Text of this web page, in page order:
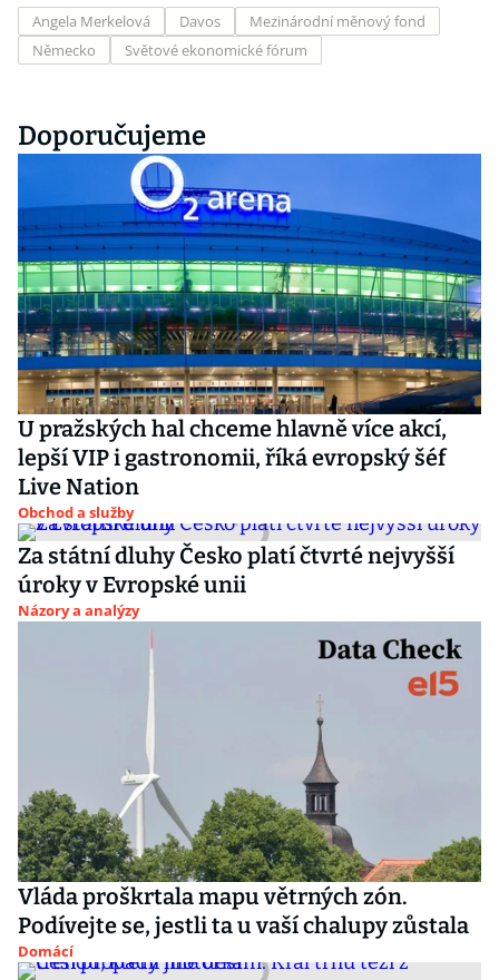
Angela Merkelová Davos
Mezinárodní měnový fond
Německo
Světové ekonomické fórum
Doporučujeme
U pražských hal chceme hlavně více akcí,
lepší VIP i gastronomii, říká evropský šéf
Live Nation
Obchod a služby
Za státní dluhy Česko platí čtvrté nejvyšší
úroky v Evropské unii
Názory a analýzy
Vláda proškrtala mapu větrných zón.
Podívejte se, jestli ta u vaší chalupy zůstala
Domácí